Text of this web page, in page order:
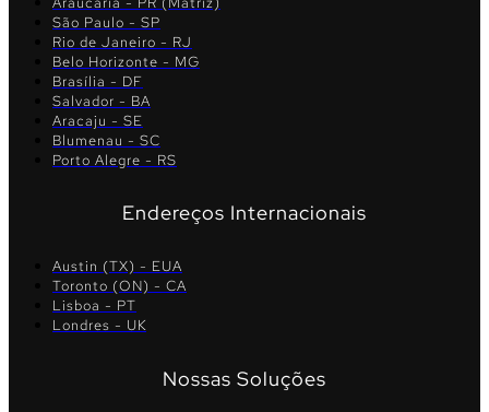
São Paulo - SP
Rio de Janeiro - RJ
Belo Horizonte - MG
Brasília - DF
Salvador - BA
Aracaju - SE
Blumenau - SC
Porto Alegre - RS
Endereços Internacionais
Austin (TX) - EUA
Toronto (ON) - CA
Lisboa - PT
Londres - UK
Nossas Soluções